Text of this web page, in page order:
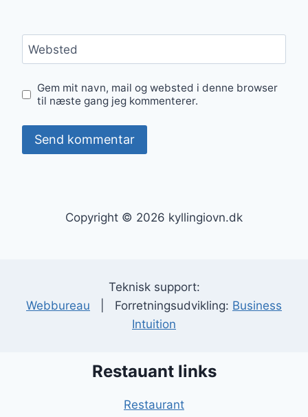
Websted
Gem mit navn, mail og websted i denne browser
til næste gang jeg kommenterer.
Copyright © 2026 kyllingiovn.dk
Teknisk support:
Webbureau | Forretningsudvikling: Business
Intuition
Restauant links
Restaurant